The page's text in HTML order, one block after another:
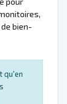
bien-
qu'en